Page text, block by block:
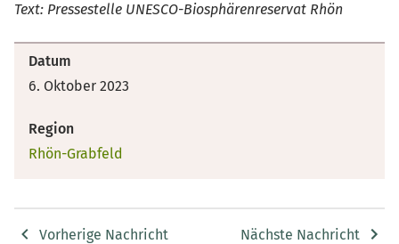
Text: Pressestelle UNESCO-Biosphärenreservat Rhön
Datum
6. Oktober 2023
Region
Rhön-Grabfeld
Vorherige Nachricht Nächste Nachricht